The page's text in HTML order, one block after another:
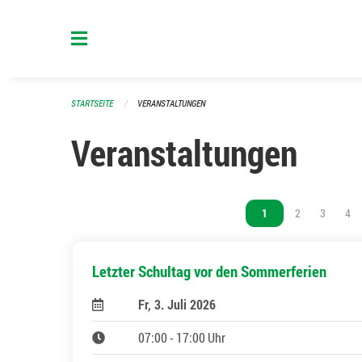
STARTSEITE VERANSTALTUNGEN
Veranstaltungen
Vous êtes sur la page
1 Vous êtes sur la
2 Vous
3 4
Letzter Schultag vor den Sommerferien
Fr, 3. Juli 2026
07:00 - 17:00 Uhr